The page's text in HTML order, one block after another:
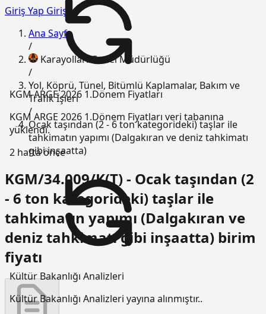
KGM ARGE 2026 1.Dönem Fiyatları
KGM ARGE 2026 1.Dönem Fiyatları veri tabanına
yüklendi.
2 hafta önce
Kültür Bakanlığı Analizleri
Kültür Bakanlığı Analizleri yayına alınmıştır..
Giriş Yap Giriş
Ana Sayfa
/
Karayolları Genel Müdürlüğü
/
Yol, Köprü, Tünel, Bitümlü Kaplamalar, Bakım ve
Trafik İşleri
/
Ocak taşından (2 - 6 ton kategorideki) taşlar ile
tahkimatın yapımı (Dalgakıran ve deniz tahkimatı
gibi inşaatta)
KGM/34.009/K(T) - Ocak taşından (2
- 6 ton kategorideki) taşlar ile
tahkimatın yapımı (Dalgakıran ve
deniz tahkimatı gibi inşaatta) birim
fiyatı